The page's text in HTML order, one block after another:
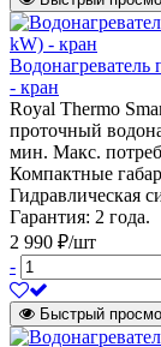
- кран
Royal Thermo
проточный
мин. Макс.
Компактные
Гидравлическая
Гарантия: 2 года.
2 990 ₽/шт
-
Быстрый